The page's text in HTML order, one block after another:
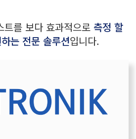
트를 보다 효과적으로 측정 할
는 전문 솔루션입니다.